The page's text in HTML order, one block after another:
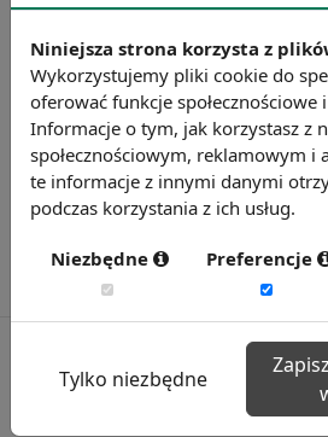
Badanie satysfakcji w
13 wymiarów oceny,
ogólnopolskie, branżowe i
Dowiedz się więcej
Polecane artykuły
Niniejsza strona korzysta z
Wykorzystujemy pliki cookie do
oferować funkcje
Informacje o tym, jak korzystasz z
społecznościowym, reklamowym i
te informacje z innymi danymi
podczas korzystania z ich usług.
Niezbędne Preferencje
Tylko niezbędne